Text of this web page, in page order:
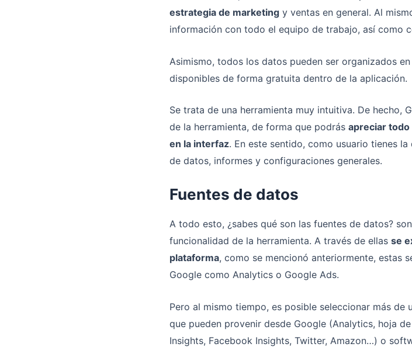
estrategia de marketing y ventas en general. Al
información con todo el equipo de trabajo, así como
Asimismo, todos los datos pueden ser organizados
disponibles de forma gratuita dentro de la aplicación.
Se trata de una herramienta muy intuitiva. De hecho,
de la herramienta, de forma que podrás apreciar
en la interfaz. En este sentido, como usuario tienes
de datos, informes y configuraciones generales.
Fuentes de datos
A todo esto, ¿sabes qué son las fuentes de datos?
funcionalidad de la herramienta. A través de ellas se
plataforma, como se mencionó anteriormente, estas
Google como Analytics o Google Ads.
Pero al mismo tiempo, es posible seleccionar más de
que pueden provenir desde Google (Analytics, hoja
Insights, Facebook Insights, Twitter, Amazon…) o